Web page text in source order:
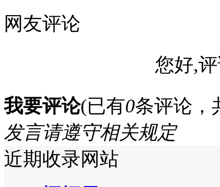
网友评论
您好,
我要评论(已有0条评论，
发言请遵守相关规定
近期收录网站